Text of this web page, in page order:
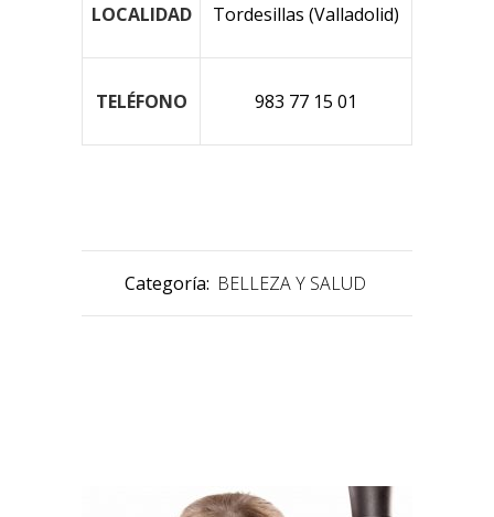
LOCALIDAD Tordesillas (Valladolid)
TELÉFONO 983 77 15 01
Categoría: BELLEZA Y SALUD